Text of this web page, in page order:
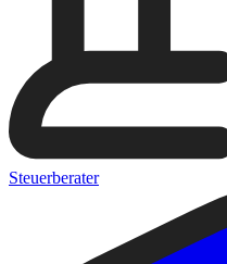
Steuerberater